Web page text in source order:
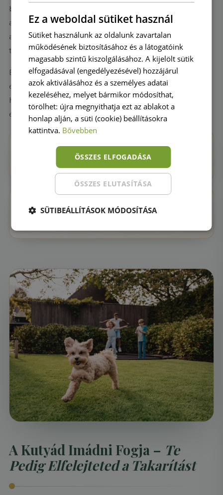
baktériumok szaporodását, a hipoallergén
anyagösszetétel pedig azt jelenti: nincs pollen, nincs
allergia, szabad légzés egész évben. Az esés? Puha
talajra érkezik – nem betonra, nem kavicsra.
Eső után 15 perccel már száraz a felszín, sármentes
és tisztán tartható – soha többé sáros lábnyom a
házban. A gyerekeid egyébért szaladnak be: mert
éhesek, nem mert piszkosak.
Károsanyag-mentes
Sem a fűszálakban, sem a hátlapban nincsenek a
gyerekekre ártalmas vegyületek.
Bársonypuha fűszálak – esés, hempergés,
A Kutyád Imádni Fogja – Te
Pedig Elfelejteted a Takarítást
Ez a weboldal sütiket használ
Sütiket használunk az oldalunk zavartalan
működésének biztosításához és a látogatóink
magasabb szintű kiszolgálásához. A kijelölt sütik
elfogadásával (engedélyezésével) hozzájárul
azok aktiválásához és a személyes adatai
kezeléséhez, melyet bármikor módosíthat,
törölhet: újra megnyithatja ezt az ablakot a
honlap alján, a süti (cookie) beállításokra
kattintva. Bővebben
ÖSSZES ELFOGADÁSA
ÖSSZES ELUTASÍTÁSA
SÜTIBEÁLLÍTÁSOK MÓDOSÍTÁSA